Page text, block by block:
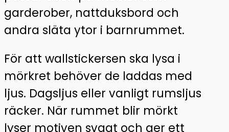
garderober, nattduksbord och
andra släta ytor i barnrummet.
För att wallstickersen ska lysa i
mörkret behöver de laddas med
ljus. Dagsljus eller vanligt rumsljus
räcker. När rummet blir mörkt
lyser motiven svagt och ger ett